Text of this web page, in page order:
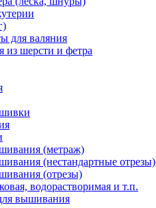
для валяния
из шерсти и фетра
(метраж)
(нестандартные отрезы)
(отрезы)
водорастворимая и т.п.
вышивания